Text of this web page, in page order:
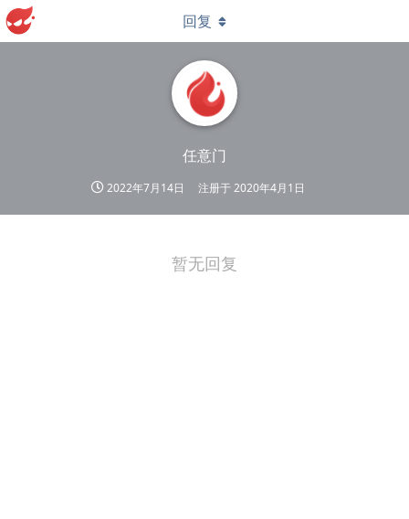
任意门
2022年7月14日 注册于2020年4月1日
回复
暂无回复